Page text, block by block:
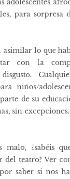
adolescentes
para sorpresa
asimilar lo que
con la
niños/
de su
sin
malo, ¿sabéis
del teatro? Ver
saber si nos